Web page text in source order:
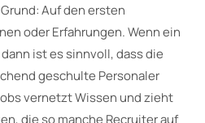
Auf den ersten
oder Erfahrungen. Wenn ein
ist es sinnvoll, dass die
geschulte Personaler
vernetzt Wissen und zieht
die so manche Recruiter auf